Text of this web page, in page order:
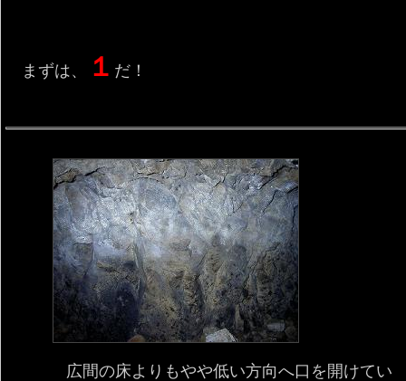
まずは、 １ だ！
広間の床よりもやや低い方向へ口を開けてい